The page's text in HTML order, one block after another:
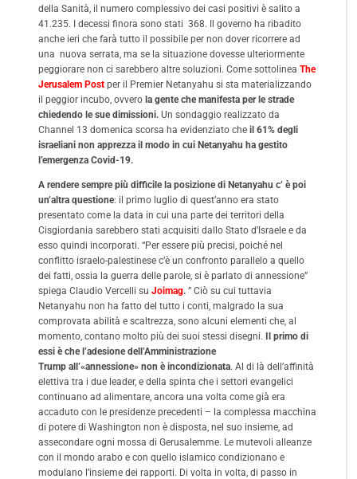
della Sanità, il numero complessivo dei casi positivi è salito a
41.235. I decessi finora sono stati 368. Il governo ha ribadito
anche ieri che farà tutto il possibile per non dover ricorrere ad
una nuova serrata, ma se la situazione dovesse ulteriormente
peggiorare non ci sarebbero altre soluzioni. Come sottolinea The
Jerusalem Post per il Premier Netanyahu si sta materializzando
il peggior incubo, ovvero la gente che manifesta per le strade
chiedendo le sue dimissioni. Un sondaggio realizzato da
Channel 13 domenica scorsa ha evidenziato che il 61% degli
israeliani non apprezza il modo in cui Netanyahu ha gestito
l’emergenza Covid-19.
A rendere sempre più difficile la posizione di Netanyahu c’ è poi
un’altra questione: il primo luglio di quest’anno era stato
presentato come la data in cui una parte dei territori della
Cisgiordania sarebbero stati acquisiti dallo Stato d’Israele e da
esso quindi incorporati. “Per essere più precisi, poiché nel
conflitto israelo-palestinese c’è un confronto parallelo a quello
dei fatti, ossia la guerra delle parole, si è parlato di annessione”
spiega Claudio Vercelli su Joimag. ” Ciò su cui tuttavia
Netanyahu non ha fatto del tutto i conti, malgrado la sua
comprovata abilità e scaltrezza, sono alcuni elementi che, al
momento, contano molto più dei suoi stessi disegni. Il primo di
essi è che l’adesione dell’Amministrazione
Trump all’«annessione» non è incondizionata. Al di là dell’affinità
elettiva tra i due leader, e della spinta che i settori evangelici
continuano ad alimentare, ancora una volta come già era
accaduto con le presidenze precedenti – la complessa macchina
di potere di Washington non è disposta, nel suo insieme, ad
assecondare ogni mossa di Gerusalemme. Le mutevoli alleanze
con il mondo arabo e con quello islamico condizionano e
modulano l’insieme dei rapporti. Di volta in volta, di passo in